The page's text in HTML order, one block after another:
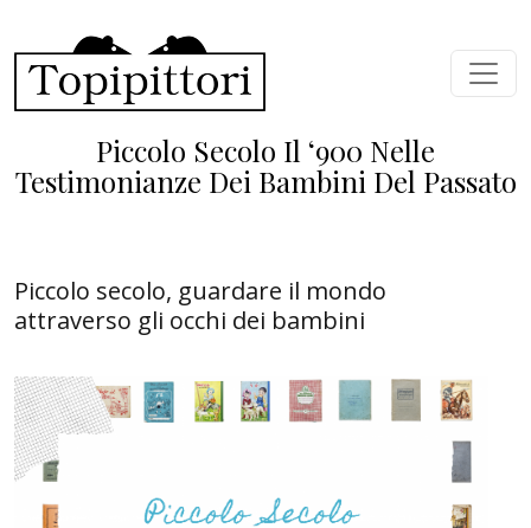
Piccolo Secolo Il ‘900 Nelle
Testimonianze Dei Bambini Del Passato
Piccolo secolo, guardare il mondo
attraverso gli occhi dei bambini